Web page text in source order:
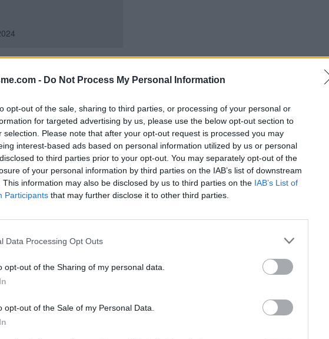
- Do Not Process My Personal Information
opt-out of the sale, sharing to third parties, or processing of your personal or
for targeted advertising by us, please use the below opt-out section to
selection. Please note that after your opt-out request is processed you may
interest-based ads based on personal information utilized by us or personal
to third parties prior to your opt-out. You may separately opt-out of the
of your personal information by third parties on the IAB’s list of downstream
This information may also be disclosed by us to third parties on the IAB’s List of
Participants that may further disclose it to other third parties.
Data Processing Opt Outs
opt-out of the Sharing of my personal data.
opt-out of the Sale of my Personal Data.
en provenance de Teilhet.
la D18, peu après le
asphaltée de 30 mètres
portail (un plan du cimetière
Il y a un robinet à
provenance de Servant (il faut
en faisant gauche /
dans le village de Menat) vers
côté droit, et à gauche
(raccourci vers Neuf-
l'allée perpendiculaire pour
un robinet à l'extérieur
Ajouter